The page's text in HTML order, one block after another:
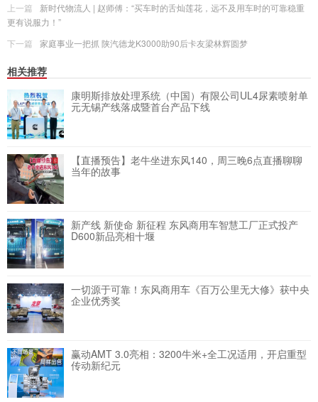
上一篇
新时代物流人 | 赵师傅：“买车时的舌灿莲花，远不及用车时的可靠稳重
更有说服力！”
下一篇
家庭事业一把抓 陕汽德龙K3000助90后卡友梁林辉圆梦
相关推荐
康明斯排放处理系统（中国）有限公司UL4尿素喷射单
元无锡产线落成暨首台产品下线
【直播预告】老牛坐进东风140，周三晚6点直播聊聊
当年的故事
新产线 新使命 新征程 东风商用车智慧工厂正式投产
D600新品亮相十堰
一切源于可靠！东风商用车《百万公里无大修》获中央
企业优秀奖
赢动AMT 3.0亮相：3200牛米+全工况适用，开启重型
传动新纪元